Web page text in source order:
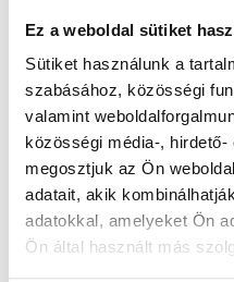
Ez a weboldal sütiket
Sütiket használunk a
szabásához, közösségi
valamint
közösségi média-,
megosztjuk az Ön
adatait, akik
adatokkal, amelyeket Ön
Ön által használt más
Foglalj
Válassz szakterületet